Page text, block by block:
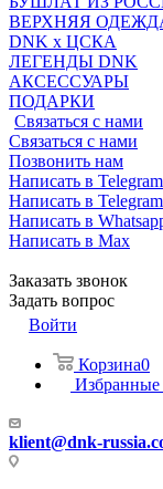
ВЕРХНЯЯ
DNK x ЦСКА
ЛЕГЕНДЫ DNK
АКСЕССУАРЫ
ПОДАРКИ
Связаться с нами
Связаться с нами
Позвонить нам
Написать в Telegram
Написать в Telegram
Написать в
Написать в Max
Заказать звонок
Задать вопрос
Войти
Корзина0
Избранные
klient@dnk-